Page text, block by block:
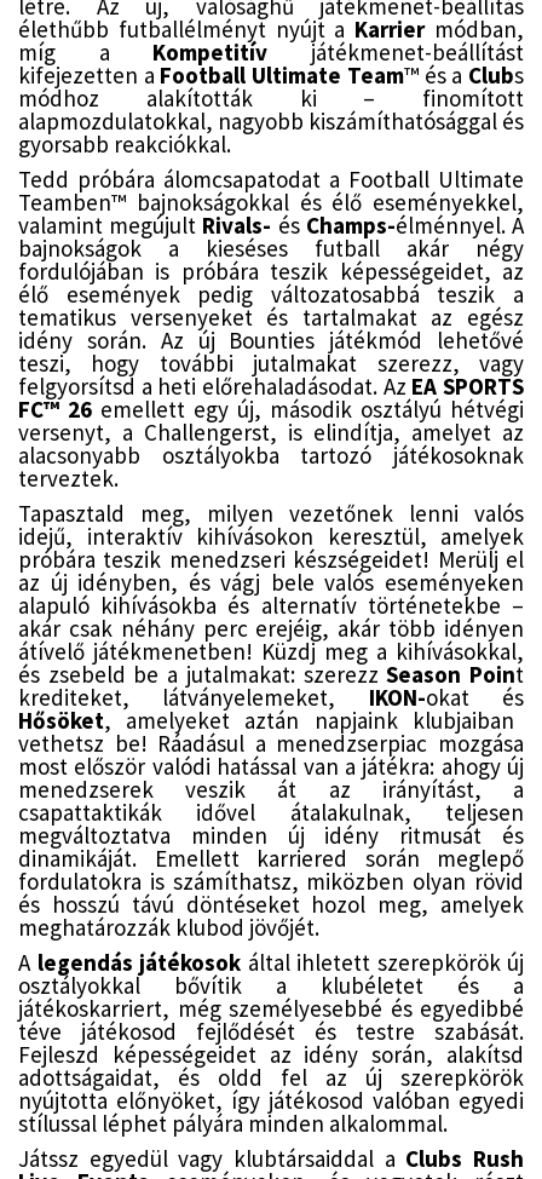
létre. Az új, valósághű játékmenet-beállítás
élethűbb futballélményt nyújt a Karriermódban,
míg a Kompetitív játékmenet-beállítást
kifejezetten a Football Ultimate Team™ és a Clubs
módhoz alakították ki – finomított
alapmozdulatokkal, nagyobb kiszámíthatósággal és
gyorsabb reakciókkal.
Tedd próbára álomcsapatodat a Football Ultimate
Teamben™ bajnokságokkal és élő eseményekkel,
valamint megújult Rivals- és Champs-élménnyel. A
bajnokságok a kieséses futball akár négy
fordulójában is próbára teszik képességeidet, az
élő események pedig változatosabbá teszik a
tematikus versenyeket és tartalmakat az egész
idény során. Az új Bounties játékmód lehetővé
teszi, hogy további jutalmakat szerezz, vagy
felgyorsítsd a heti előrehaladásodat. Az EA SPORTS
FC™ 26 emellett egy új, második osztályú hétvégi
versenyt, a Challengerst, is elindítja, amelyet az
alacsonyabb osztályokba tartozó játékosoknak
terveztek.
Tapasztald meg, milyen vezetőnek lenni valós
idejű, interaktív kihívásokon keresztül, amelyek
próbára teszik menedzseri készségeidet! Merülj el
az új idényben, és vágj bele valós eseményeken
alapuló kihívásokba és alternatív történetekbe –
akár csak néhány perc erejéig, akár több idényen
átívelő játékmenetben! Küzdj meg a kihívásokkal,
és zsebeld be a jutalmakat: szerezzSeason Point
krediteket, látványelemeket, IKON-okat és
Hősöket, amelyeket aztán napjaink klubjaiban
vethetsz be! Ráadásul a menedzserpiac mozgása
most először valódi hatással van a játékra: ahogy új
menedzserek veszik át az irányítást, a
csapattaktikák idővel átalakulnak, teljesen
megváltoztatva minden új idény ritmusát és
dinamikáját. Emellett karriered során meglepő
fordulatokra is számíthatsz, miközben olyan rövid
és hosszú távú döntéseket hozol meg, amelyek
meghatározzák klubod jövőjét.
Alegendás játékosok által ihletett szerepkörök új
osztályokkal bővítik a klubéletet és a
játékoskarriert, még személyesebbé és egyedibbé
téve játékosod fejlődését és testre szabását.
Fejleszd képességeidet az idény során, alakítsd
adottságaidat, és oldd fel az új szerepkörök
nyújtotta előnyöket, így játékosod valóban egyedi
stílussal léphet pályára minden alkalommal.
Játssz egyedül vagy klubtársaiddal a Clubs Rush